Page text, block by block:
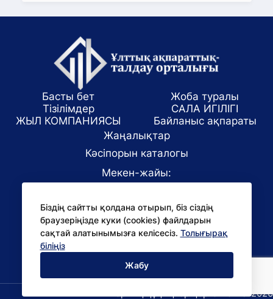
Біздің сайтты қолдана отырып, біз сіздің
браузеріңізде куки (cookies) файлдарын
сақтай алатынымызға келісесіз. Толығырақ
біліңіз
Жабу
Басты бет
Жоба туралы
Тізілімдер
САЛА ИГІЛІГІ
ЖЫЛ КОМПАНИЯСЫ
Байланыс ақпараты
Жаңалықтар
Кәсіпорын каталогы
Мекен-жайы:
E-mail:
office@niac.kz
pr@niac.kz
Барлық құқықтар қорғалған © 2026